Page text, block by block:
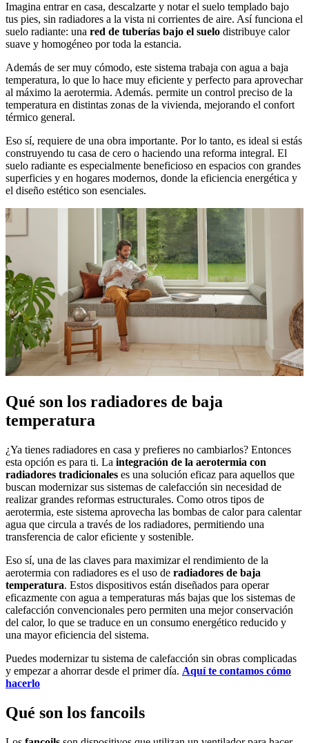
Imagina entrar en casa, descalzarte y notar el suelo templado bajo
tus pies, sin radiadores a la vista ni corrientes de aire. Así funciona el
suelo radiante: una red de tuberías bajo el suelo distribuye calor
suave y homogéneo por toda la estancia.
Además de ser muy cómodo, este sistema trabaja con agua a baja
temperatura, lo que lo hace muy eficiente y perfecto para aprovechar
al máximo la aerotermia. Además. permite un control preciso de la
temperatura en distintas zonas de la vivienda, mejorando el confort
térmico general.
Eso sí, requiere de una obra importante. Por lo tanto, es ideal si estás
construyendo tu casa de cero o haciendo una reforma integral. El
suelo radiante es especialmente beneficioso en espacios con grandes
superficies y en hogares modernos, donde la eficiencia energética y
el diseño estético son esenciales.
Qué son los radiadores de baja
temperatura
¿Ya tienes radiadores en casa y prefieres no cambiarlos? Entonces
esta opción es para ti. La integración de la aerotermia con
radiadores tradicionales es una solución eficaz para aquellos que
buscan modernizar sus sistemas de calefacción sin necesidad de
realizar grandes reformas estructurales. Como otros tipos de
aerotermia, este sistema aprovecha las bombas de calor para calentar
agua que circula a través de los radiadores, permitiendo una
transferencia de calor eficiente y sostenible.
Eso sí, una de las claves para maximizar el rendimiento de la
aerotermia con radiadores es el uso de radiadores de baja
temperatura. Estos dispositivos están diseñados para operar
eficazmente con agua a temperaturas más bajas que los sistemas de
calefacción convencionales pero permiten una mejor conservación
del calor, lo que se traduce en un consumo energético reducido y
una mayor eficiencia del sistema.
Puedes modernizar tu sistema de calefacción sin obras complicadas
y empezar a ahorrar desde el primer día. Aquí te contamos cómo
hacerlo
Qué son los fancoils